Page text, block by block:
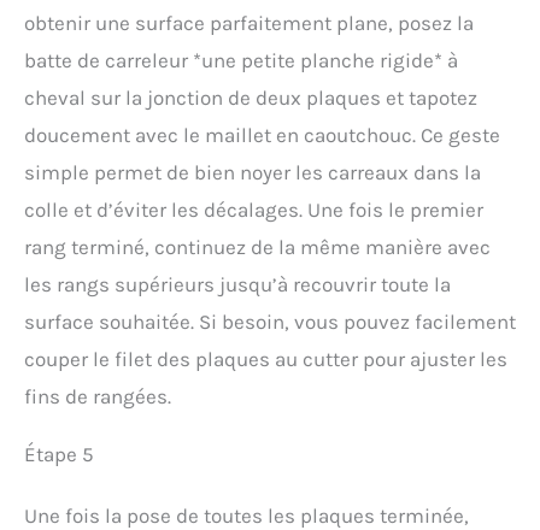
obtenir une surface parfaitement plane, posez la
batte de carreleur *une petite planche rigide* à
cheval sur la jonction de deux plaques et tapotez
doucement avec le maillet en caoutchouc. Ce geste
simple permet de bien noyer les carreaux dans la
colle et d’éviter les décalages. Une fois le premier
rang terminé, continuez de la même manière avec
les rangs supérieurs jusqu’à recouvrir toute la
surface souhaitée. Si besoin, vous pouvez facilement
couper le filet des plaques au cutter pour ajuster les
fins de rangées.
Étape 5
Une fois la pose de toutes les plaques terminée,